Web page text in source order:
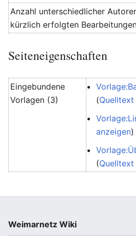
Anzahl unterschiedlicher
kürzlich erfolgten
Seiteneigenschaften
Eingebundene
Vorlagen (3)
(
anzeigen)
(
Weimarnetz Wiki